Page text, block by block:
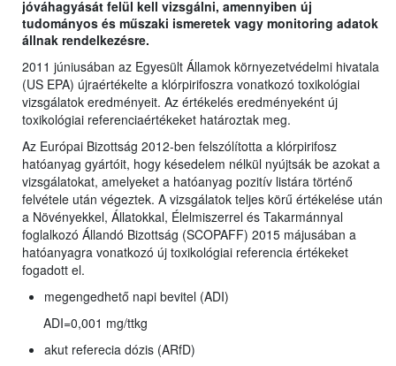
jóváhagyását felül kell vizsgálni, amennyiben új
tudományos és műszaki ismeretek vagy monitoring adatok
állnak rendelkezésre.
2011 júniusában az Egyesült Államok környezetvédelmi hivatala
(US EPA) újraértékelte a klórpirifoszra vonatkozó toxikológiai
vizsgálatok eredményeit. Az értékelés eredményeként új
toxikológiai referenciaértékeket határoztak meg.
Az Európai Bizottság 2012-ben felszólította a klórpirifosz
hatóanyag gyártóit, hogy késedelem nélkül nyújtsák be azokat a
vizsgálatokat, amelyeket a hatóanyag pozitív listára történő
felvétele után végeztek. A vizsgálatok teljes körű értékelése után
a Növényekkel, Állatokkal, Élelmiszerrel és Takarmánnyal
foglalkozó Állandó Bizottság (SCOPAFF) 2015 májusában a
hatóanyagra vonatkozó új toxikológiai referencia értékeket
fogadott el.
megengedhető napi bevitel (ADI)
ADI=0,001 mg/ttkg
akut referecia dózis (ARfD)